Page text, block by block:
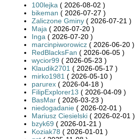
100lejka ( 2026-08-02 )
bikeman ( 2026-07-27 )
Zaliczone Gminy ( 2026-07-21 )
Maja ( 2026-07-20 )
Inga ( 2026-07-20 )
marcinpiworowicz ( 2026-06-20 )
RedBlacksFan ( 2026-06-05 )
wycior99 ( 2026-05-23 )
Klaudik2701 ( 2026-05-17 )
mirko1981 ( 2026-05-10 )
parurex ( 2026-04-18 )
FilipExplorer13 ( 2026-04-09 )
BasMar ( 2026-03-23 )
niedogadanie ( 2026-02-01 )
Mariusz Ciesielski ( 2026-02-01 )
bzyk69 ( 2026-01-21 )
Koziak78 ( 2026-01-01 )